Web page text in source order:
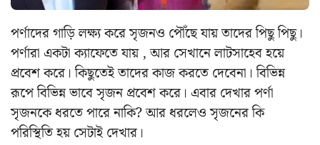
পর্ণাদের গাড়ি লক্ষ্য করে সৃজনও পৌঁছে যায় তাদের পিছু পিছু।
পর্ণারা একটা ক্যাফেতে যায় , আর সেখানে লাটসাহেব হয়ে
প্রবেশ করে। কিছুতেই তাদের কাজ করতে দেবেনা। বিভিন্ন
রূপে বিভিন্ন ভাবে সৃজন প্রবেশ করে। এবার দেখার পর্ণা
সৃজনকে ধরতে পারে নাকি? আর ধরলেও সৃজনের কি
পরিস্থিতি হয় সেটাই দেখার।